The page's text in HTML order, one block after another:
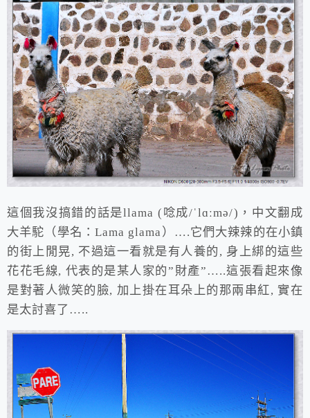
這個我沒搞錯的話是llama (唸成/ˈlɑːmə/)，中文翻成
大羊駝（學名：Lama glama）….它們大辣辣的在小鎮
的街上閒晃, 不過這一看就是有人養的, 身上綁的這些
花花毛線, 代表的是某人家的”財產”…..這張看起來像
是對著人微笑的臉, 加上掛在耳朵上的那兩串紅, 實在
是太討喜了…..